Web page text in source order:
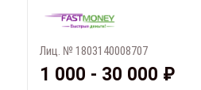
Лиц. № 1803140008707
1 000 - 30 000 ₽